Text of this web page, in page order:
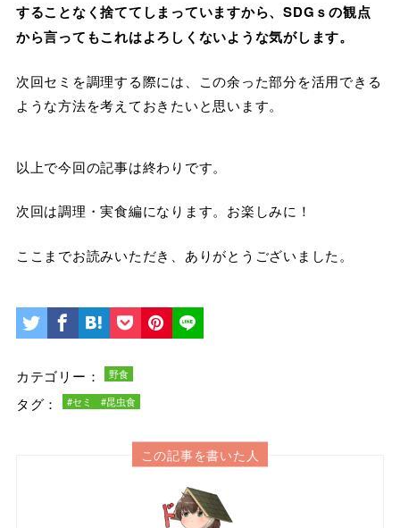
することなく捨ててしまっていますから、SDGｓの観点
から言ってもこれはよろしくないような気がします。
次回セミを調理する際には、この余った部分を活用できる
ような方法を考えておきたいと思います。
以上で今回の記事は終わりです。
次回は調理・実食編になります。お楽しみに！
ここまでお読みいただき、ありがとうございました。
カテゴリー： 野食
タグ： #セミ #昆虫食
この記事を書いた人